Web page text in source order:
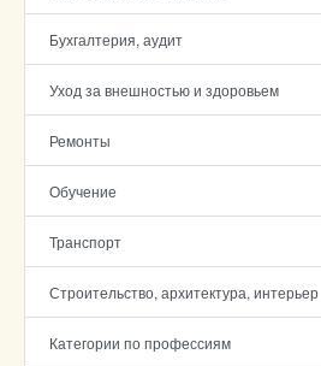
Бухгалтерия, аудит
Уход за внешностью и здоровьем
Ремонты
Обучение
Транспорт
Строительство, архитектура, интерьер
Категории по профессиям